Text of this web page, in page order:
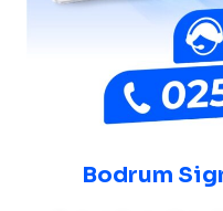
Bodrum